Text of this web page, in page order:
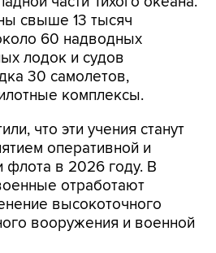
свыше 13 тысяч
60 надводных
лодок и судов
30 самолетов,
комплексы.
что эти учения станут
оперативной и
флота в 2026 году. В
отработают
высокоточного
вооружения и военной